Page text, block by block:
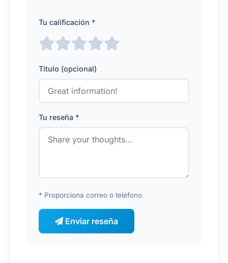
Tu calificación *
Título (opcional)
Tu reseña *
* Proporciona correo o teléfono
Enviar reseña